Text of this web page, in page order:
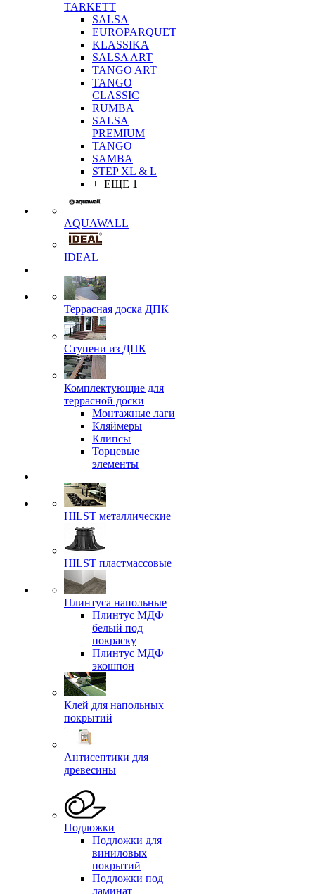
TARKETT
SALSA
EUROPARQUET
KLASSIKA
SALSA ART
TANGO ART
TANGO
CLASSIC
RUMBA
SALSA
PREMIUM
TANGO
SAMBA
STEP XL & L
+ ЕЩЕ 1
AQUAWALL
IDEAL
Террасная доска ДПК
Ступени из ДПК
Комплектующие для
террасной доски
Монтажные лаги
Кляймеры
Клипсы
Торцевые
элементы
HILST металлические
HILST пластмассовые
Плинтуса напольные
Плинтус МДФ
белый под
покраску
Плинтус МДФ
экошпон
Клей для напольных
покрытий
Антисептики для
древесины
Подложки
Подложки для
виниловых
покрытий
Подложки под
ламинат